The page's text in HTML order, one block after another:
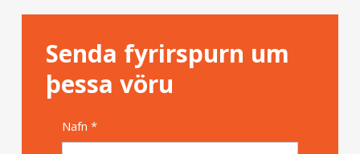
Senda fyrirspurn um
þessa vöru
Nafn *